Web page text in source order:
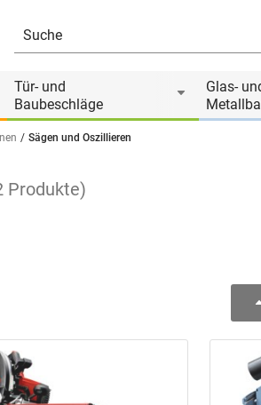
Tür- und
Baubeschläge
Glas-
Sägen und Oszillieren
Produkte)